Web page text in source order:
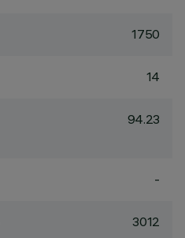
1750
14
94.23
-
3012